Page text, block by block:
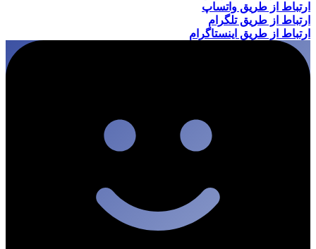
ارتباط از طریق واتساپ
ارتباط از طریق تلگرام
ارتباط از طریق اینستاگرام